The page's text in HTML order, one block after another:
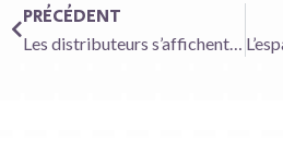
PRÉCÉDENT
Les distributeurs s’affichent en bons élèves de la sobriété énergétique